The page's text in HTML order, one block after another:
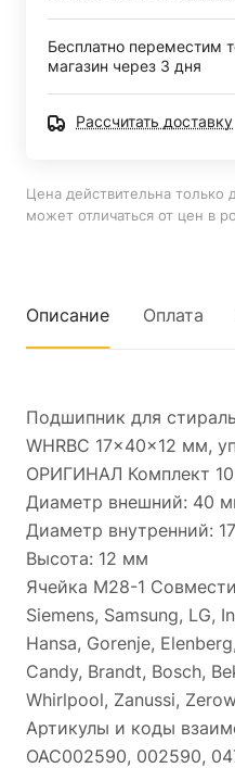
Бесплатно переместим
магазин через 3 дня
Рассчитать доставку
Цена действительна только
может отличаться от цен в
Описание Оплата
Подшипник для
WHRBC 17x40x12 мм,
ОРИГИНАЛ Комплект
Диаметр внешний: 40
Диаметр внутренний:
Высота: 12 мм
Ячейка М28-1
Siemens, Samsung, LG,
Hansa, Gorenje,
Candy, Brandt, Bosch,
Whirlpool, Zanussi,
Артикулы и коды
OAC002590, 002590,